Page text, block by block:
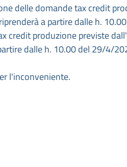
delle domande tax credit
a partire dalle h.
credit produzione previste
dalle h. 10.00 del 29/4/
l'inconveniente.